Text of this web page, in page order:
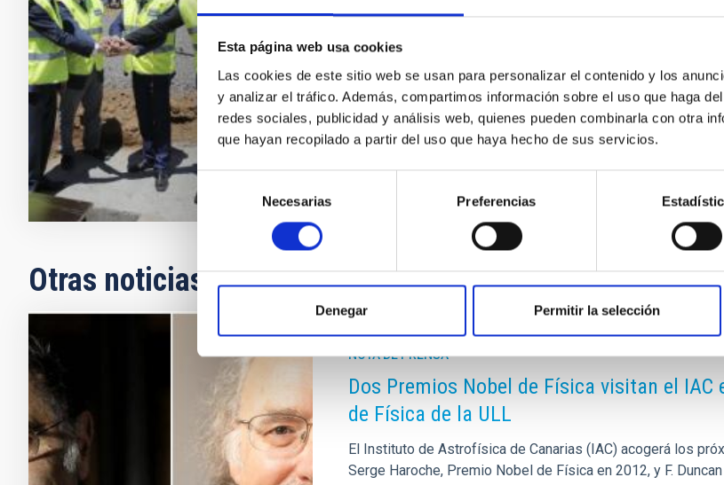
Esta página web usa cookies
Las cookies de este sitio web se usan para personalizar el contenido y los
y analizar el tráfico. Además, compartimos información sobre el uso que haga
redes sociales, publicidad y análisis web, quienes pueden combinarla con otra
que hayan recopilado a partir del uso que haya hecho de sus servicios.
Selección
de
consentimiento
Necesarias Preferencias
Denegar Permitir la selección
de los Muchachos
Las futuras instalaciones servirán para potenciar la isla de La
como destino turístico ligado a la Ciencia y la Astronomía que
desarrolla el IAC y los Observatorios de Canarias en el
Fecha de publicación 30/06/2016
Otras noticias relacionadas
NOTA DE PRENSA
Dos Premios Nobel de Física visitan el
de Física de la ULL
El Instituto de Astrofísica de Canarias (IAC) acogerá los
Serge Haroche, Premio Nobel de Física en 2012, y F.